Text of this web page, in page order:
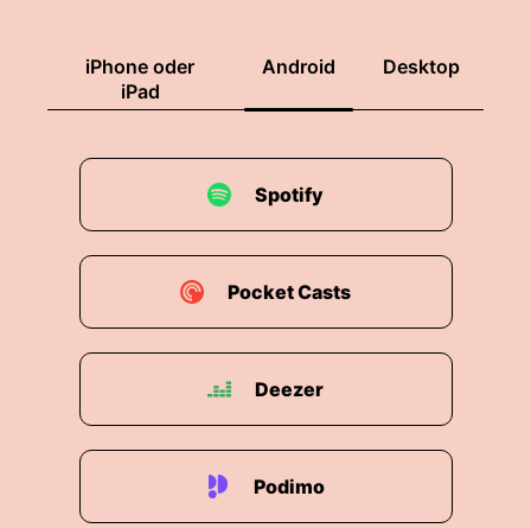
iPhone oder
iPad
Android Desktop
Spotify
Pocket Casts
Deezer
Podimo